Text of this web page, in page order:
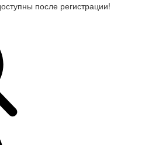
после регистрации!